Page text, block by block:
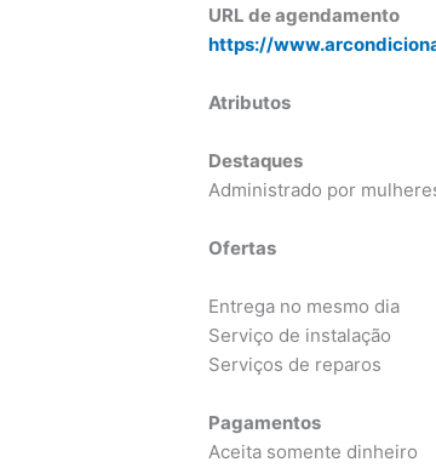
URL de agendamento
https://
Atributos
Destaques
Administrado por
Ofertas
Entrega no mesmo dia
Serviço de instalação
Serviços de reparos
Pagamentos
Aceita somente dinheiro